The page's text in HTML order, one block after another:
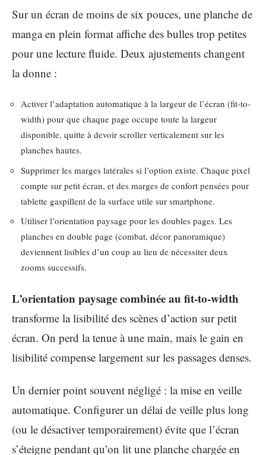
Sur un écran de moins de six pouces, une planche de
manga en plein format affiche des bulles trop petites
pour une lecture fluide. Deux ajustements changent
la donne :
Activer l’adaptation automatique à la largeur de l’écran (fit-to-
width) pour que chaque page occupe toute la largeur
disponible, quitte à devoir scroller verticalement sur les
planches hautes.
Supprimer les marges latérales si l’option existe. Chaque pixel
compte sur petit écran, et des marges de confort pensées pour
tablette gaspillent de la surface utile sur smartphone.
Utiliser l’orientation paysage pour les doubles pages. Les
planches en double page (combat, décor panoramique)
deviennent lisibles d’un coup au lieu de nécessiter deux
zooms successifs.
L’orientation paysage combinée au fit-to-width
transforme la lisibilité des scènes d’action sur petit
écran. On perd la tenue à une main, mais le gain en
lisibilité compense largement sur les passages denses.
Un dernier point souvent négligé : la mise en veille
automatique. Configurer un délai de veille plus long
(ou le désactiver temporairement) évite que l’écran
s’éteigne pendant qu’on lit une planche chargée en